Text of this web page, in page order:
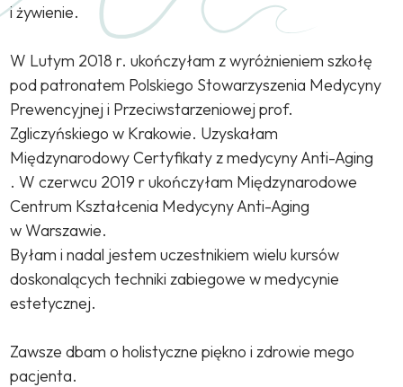
i żywienie.
W Lutym 2018 r. ukończyłam z wyróżnieniem szkołę
pod patronatem Polskiego Stowarzyszenia Medycyny
Prewencyjnej i Przeciwstarzeniowej prof.
Zgliczyńskiego w Krakowie. Uzyskałam
Międzynarodowy Certyfikaty z medycyny Anti-Aging
. W czerwcu 2019 r ukończyłam Międzynarodowe
Centrum Kształcenia Medycyny Anti-Aging
w Warszawie.
Byłam i nadal jestem uczestnikiem wielu kursów
doskonalących techniki zabiegowe w medycynie
estetycznej.
Zawsze dbam o holistyczne piękno i zdrowie mego
pacjenta.